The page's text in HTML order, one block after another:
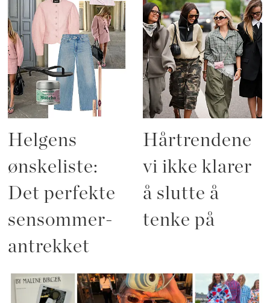
Helgens
ønskeliste:
Det perfekte
sensommer-
antrekket
Hårtrendene
vi ikke klarer
å slutte å
tenke på